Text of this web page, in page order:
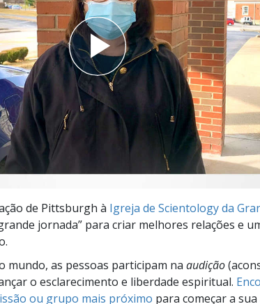
de Pittsburgh à Igreja de Scientology da
jornada” para criar melhores relações e
mundo, as pessoas participam na audição
o esclarecimento e liberdade espiritual.
ou grupo mais próximo para começar a